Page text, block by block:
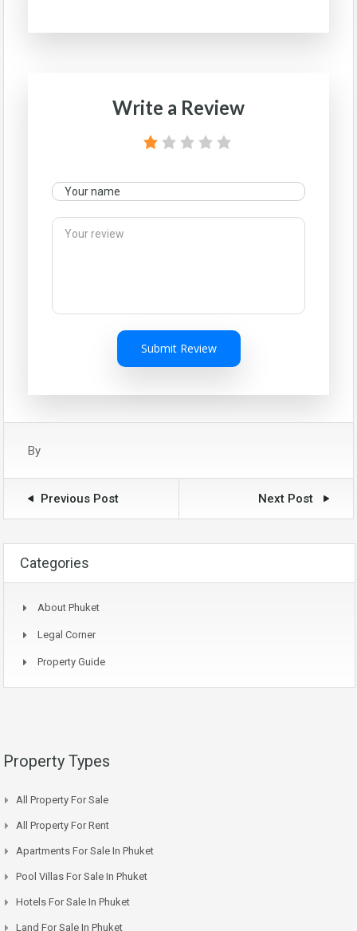
Write a Review
Submit Review
By
Previous Post Next Post
Categories
About Phuket
Legal Corner
Property Guide
Property Types
All Property For Sale
All Property For Rent
Apartments For Sale In Phuket
Pool Villas For Sale In Phuket
Hotels For Sale In Phuket
Land For Sale In Phuket